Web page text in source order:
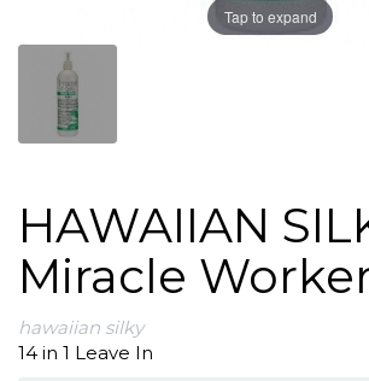
Tap to expand
HAWAIIAN
Miracle Worker
hawaiian silky
14 in 1 Leave In